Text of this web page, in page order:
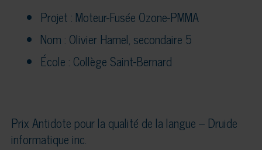
Projet : Moteur-Fusée Ozone-PMMA
Nom : Olivier Hamel, secondaire 5
École : Collège Saint-Bernard
Prix Antidote pour la qualité de la langue – Druide
informatique inc.